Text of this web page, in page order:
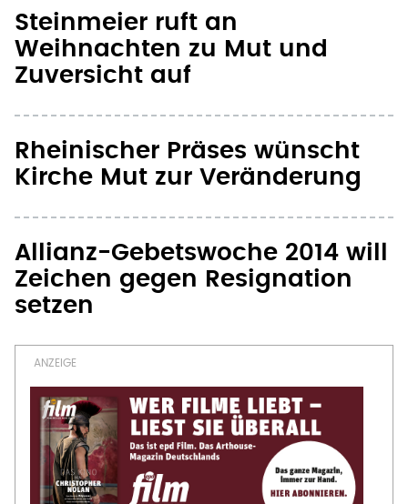
Steinmeier ruft an
Weihnachten zu Mut und
Zuversicht auf
Rheinischer Präses wünscht
Kirche Mut zur Veränderung
Allianz-Gebetswoche 2014 will
Zeichen gegen Resignation
setzen